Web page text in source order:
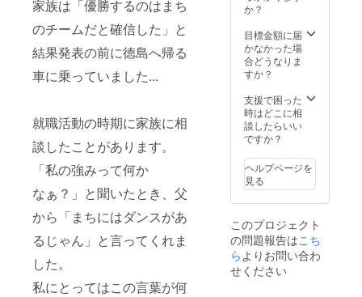
家族は「優勝するのはまち
のチームだと確信した」と
結果発表の前に徳島へ帰る
車に乗っていました...
就職活動の時期に家族に相
談したことがあります。
「私の強みって何か
なぁ？」と聞いたとき、父
から「まちにはダンスがあ
るじゃん」と言ってくれま
した。
私にとってはこの言葉が何
合があ
りま
す。予
さいま
せ。
ライン
の場
合）
・
るツー
ル：
ZOOM
・
ツール
の動作
環境：
OS
s / Mac
/ iOS /
Android
・
受講者
か？
目標金額に届
かなかった場
合どうなりま
すか？
支援で困った
時はどこに相
談したらいい
ですか？
ヘルプページを
見る
このプロジェクト
の問題報告はこち
ら よりお問い合わ
せください